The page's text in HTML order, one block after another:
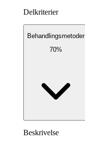
Delkriterier
Behandlingsmetoder
70%
Beskrivelse